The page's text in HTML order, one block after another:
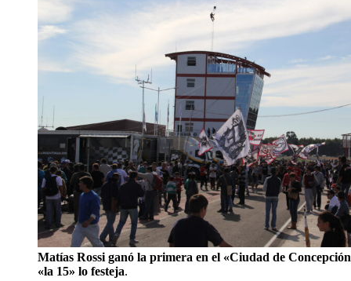
Matías Rossi ganó la primera en el «Ciudad de
«la 15» lo festeja.